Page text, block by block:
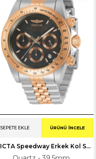
INVICTA Speedway Erkek Kol Saati 230993
SEPETE EKLE ÜRÜNÜ İNCELE